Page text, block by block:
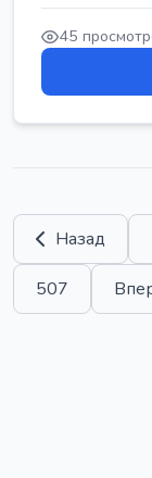
45
Назад
507